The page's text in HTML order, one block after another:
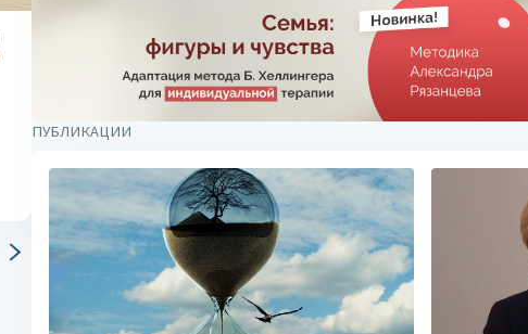
ПУБЛИКАЦИИ
ДИАГНОСТИКА ИНТЕЛЛЕКТУАЛЬНЫХ И
ТВОРЧЕСКИХ СПОСОБНОСТЕЙ
Тест Векслера (детский
вариант)
интеллекта
Подробнее
АРТ-ТЕРАПЕВТИЧЕСКАЯ
Арт-
методика
куклотерапия»
Психотерапия
проблем
Подробнее